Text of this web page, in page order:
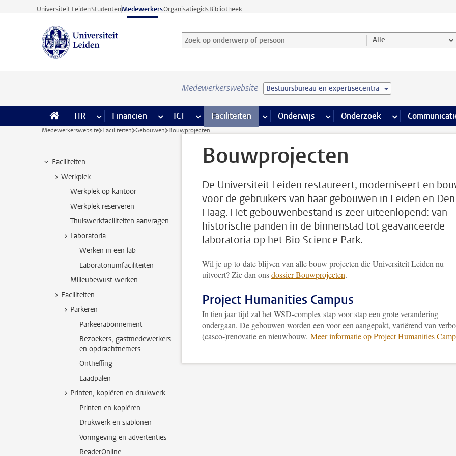
Ga direct naar de inhoud
Universiteit LeidenStudentenMedewerkersOrganisatiegidsBibliotheek
Zoek op onderwerp of persoon en selecteer categorie
Zoekterm Alle
Medewerkerswebsite Bestuursbureau en expertisecentra
HR meer HR pagina’s
Financiën meer Financiën pagina’s
ICT meer ICT pagina’s
Faciliteiten meer Faciliteiten pagina’s
Onderwijs meer Onderwijs pagina’s
Onderzoek meer Onderzoek
Medewerkerswebsite Faciliteiten Gebouwen Bouwprojecten
Faciliteiten
Werkplek
Werkplek op kantoor
Werkplek reserveren
Thuiswerkfaciliteiten aanvragen
Laboratoria
Werken in een lab
Laboratoriumfaciliteiten
Milieubewust werken
Faciliteiten
Parkeren
Parkeerabonnement
Bezoekers, gastmedewerkers
en opdrachtnemers
Ontheffing
Laadpalen
Printen, kopiëren en drukwerk
Printen en kopiëren
Drukwerk en sjablonen
Vormgeving en advertenties
ReaderOnline
Bouwprojecten
De Universiteit Leiden restaureert, moderniseert en
voor de gebruikers van haar gebouwen in Leiden en Den
Haag. Het gebouwenbestand is zeer uiteenlopend: van
historische panden in de binnenstad tot geavanceerde
laboratoria op het Bio Science Park.
Wil je up-to-date blijven van alle bouw projecten die Universiteit Leiden nu
uitvoert? Zie dan onsdossier Bouwprojecten.
Project Humanities Campus
In tien jaar tijd zal het WSD-complex stap voor stap een grote verandering
ondergaan. De gebouwen worden een voor een aangepakt, variërend van
(casco-)renovatie en nieuwbouw. Meer informatie op Project Humanities